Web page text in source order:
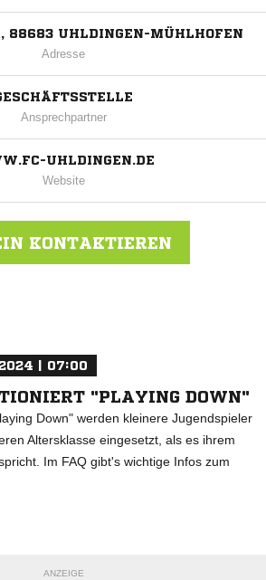
88683 UHLDINGEN-MÜHLHOFEN
Adresse
Ansprechpartner
UHLDINGEN.DE
Website
KONTAKTIEREN
| 07:00
"PLAYING DOWN"
Down" werden kleinere Jugendspieler
Altersklasse eingesetzt, als es ihrem
Im FAQ gibt's wichtige Infos zum
ANZEIGE